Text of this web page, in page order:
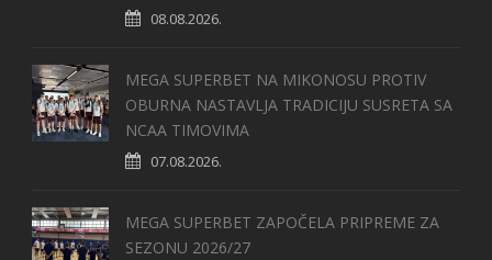
08.08.2026.
MEGA SUPERBET NA MIKONOSU PROTIV
OBURNA NASTAVLJA TRADICIJU SUSRETA SA
NCAA TIMOVIMA
07.08.2026.
MEGA SUPERBET ZAPOČELA PRIPREME ZA
SEZONU 2026/27